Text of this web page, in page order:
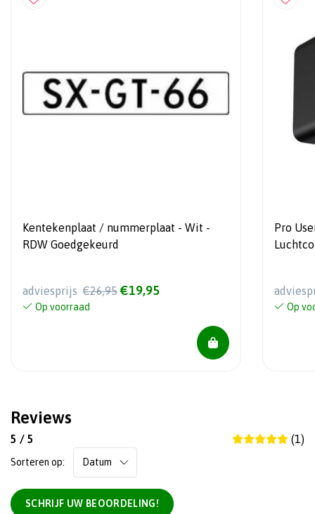
Kentekenplaat / nummerplaat - Wit -
RDW Goedgekeurd
adviesprijs €26,95 €19,95
Op voorraad
Pro
Op
Reviews
5 / 5 (1)
Sorteren op:
SCHRIJF UW BEOORDELING!